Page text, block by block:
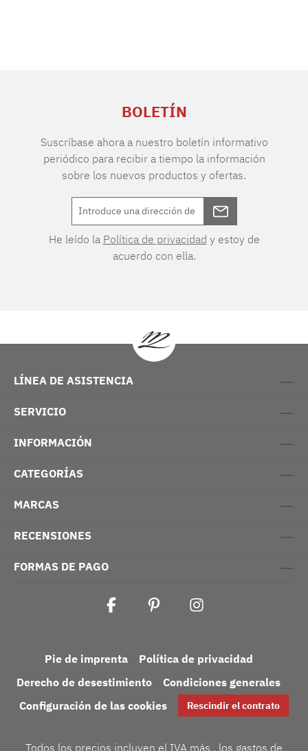
BOLETÍN
Suscríbase ahora a nuestro boletín informativo
periódico para recibir a tiempo la información
sobre los nuevos productos y ofertas.
He leído la Política de privacidad y estoy de
acuerdo con ella.
LÍNEA DE ASISTENCIA
SERVICIO
INFORMACIÓN
CATEGORÍAS
MARCAS
RECENSIONES
FORMAS DE PAGO
Pie de imprenta
Política de privacidad
Derecho de desestimiento
Condiciones generales
Configuración de las cookies
Rescindir el contrato
Todos los precios incluyen el IVA más , los gastos de